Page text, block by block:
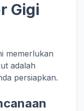
Gigi
memerlukan
adalah
persiapkan.